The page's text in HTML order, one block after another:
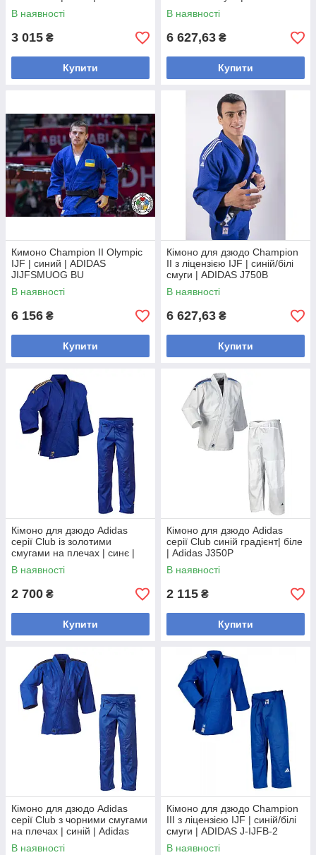
J350BP
В наявності
3 015 ₴
Купити
J750B SF
В наявності
6 627,63 ₴
Купити
Кимоно Champion II Olympic
IJF | синий | ADIDAS
JIJFSMUOG BU
В наявності
6 156 ₴
Купити
Кімоно для дзюдо Champion
II з ліцензією IJF | синій/білі
смуги | ADIDAS J750B
В наявності
6 627,63 ₴
Купити
Кімоно для дзюдо Adidas
серії Club із золотими
смугами на плечах | синє |
Adidas J350BP
В наявності
2 700 ₴
Купити
Кімоно для дзюдо Adidas
серії Club синій градієнт| біле
| Adidas J350P
В наявності
2 115 ₴
Купити
Кімоно для дзюдо Adidas
серії Club з чорними смугами
на плечах | синій | Adidas
J350BP
В наявності
Кімоно для дзюдо Champion
III з ліцензією IJF | синій/білі
смуги | ADIDAS J-IJFB-2
В наявності